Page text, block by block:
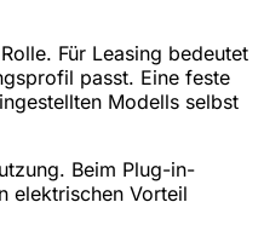
Für Leasing bedeutet
passt. Eine feste
Modells selbst
Beim Plug-in-
elektrischen Vorteil